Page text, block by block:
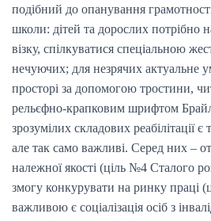
подібний до опанування
школи: дітей та дорослих потрібно
візку, спілкуватися спеціальною
нечуючих; для незрячих актуальне
просторі за допомогою тростини,
рельєфно-крапковим шрифтом
зрозумілих складових реабілітації
але так само важливі. Серед них –
належної якості (ціль №4 Сталого
змогу конкурувати на ринку праці
важливою є соціалізація осіб з